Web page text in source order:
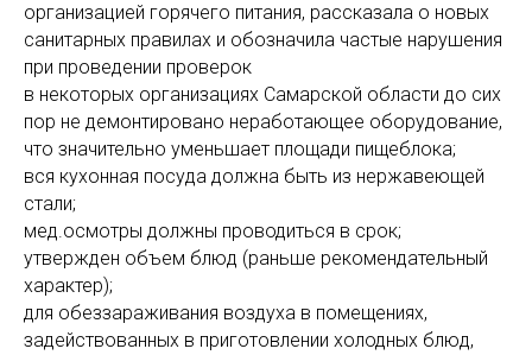
организацией горячего питания, рассказала о новых
санитарных правилах и обозначила частые нарушения
при проведении проверок
в некоторых организациях Самарской области до сих
пор не демонтировано неработающее оборудование,
что значительно уменьшает площади пищеблока;
вся кухонная посуда должна быть из нержавеющей
стали;
мед.осмотры должны проводиться в срок;
утвержден объем блюд (раньше рекомендательный
характер);
для обеззараживания воздуха в помещениях,
задействованных в приготовлении холодных блюд,